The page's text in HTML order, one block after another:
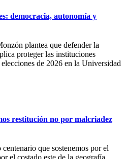
democracia, autonomía y
plantea que defender la
proteger las instituciones
de 2026 en la Universidad
restitución no por malcriadez
que sostenemos por el